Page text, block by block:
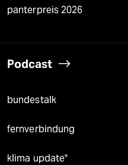
panterpreis 2026
Podcast
bundestalk
fernverbindung
klima update°